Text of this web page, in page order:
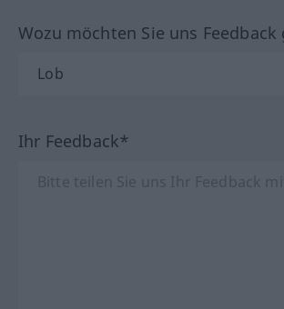
Wozu möchten Sie uns Feedback
Ihr Feedback*